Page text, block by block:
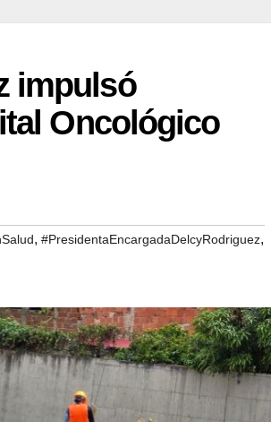
impulsó
Oncológico
, #PresidentaEncargadaDelcyRodriguez,